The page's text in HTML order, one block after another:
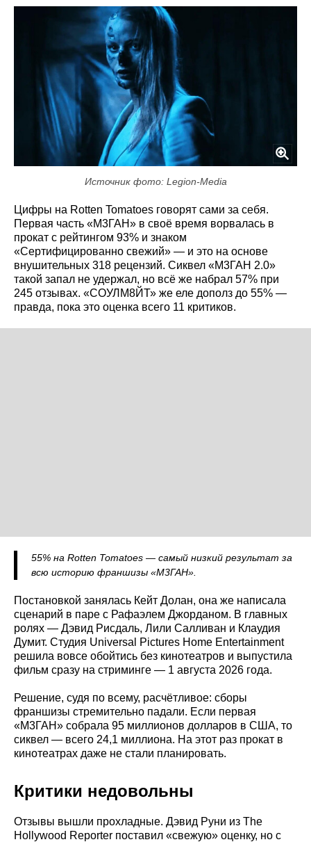
Источник фото: Legion-Media
Цифры на Rotten Tomatoes говорят сами за себя.
Первая часть «М3ГАН» в своё время ворвалась в
прокат с рейтингом 93% и знаком
«Сертифицированно свежий» — и это на основе
внушительных 318 рецензий. Сиквел «М3ГАН 2.0»
такой запал не удержал, но всё же набрал 57% при
245 отзывах. «СОУЛМ8ЙТ» же еле дополз до 55% —
правда, пока это оценка всего 11 критиков.
55% на Rotten Tomatoes — самый низкий результат за
всю историю франшизы «М3ГАН».
Постановкой занялась Кейт Долан, она же написала
сценарий в паре с Рафаэлем Джорданом. В главных
ролях — Дэвид Рисдаль, Лили Салливан и Клаудия
Думит. Студия Universal Pictures Home Entertainment
решила вовсе обойтись без кинотеатров и выпустила
фильм сразу на стриминге — 1 августа 2026 года.
Решение, судя по всему, расчётливое: сборы
франшизы стремительно падали. Если первая
«М3ГАН» собрала 95 миллионов долларов в США, то
сиквел — всего 24,1 миллиона. На этот раз прокат в
кинотеатрах даже не стали планировать.
Критики недовольны
Отзывы вышли прохладные. Дэвид Руни из The
Hollywood Reporter поставил «свежую» оценку, но с